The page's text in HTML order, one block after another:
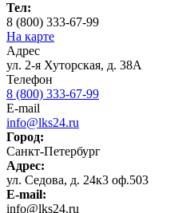
Тел:
8 (800) 333-67-99
На карте
Адрес
ул. 2-я Хуторская, д. 38А
Телефон
8 (800) 333-67-99
E-mail
info@lks24.ru
Город:
Санкт-Петербург
Адрес:
ул. Седова, д. 24к3 оф.503
E-mail:
info@lks24.ru